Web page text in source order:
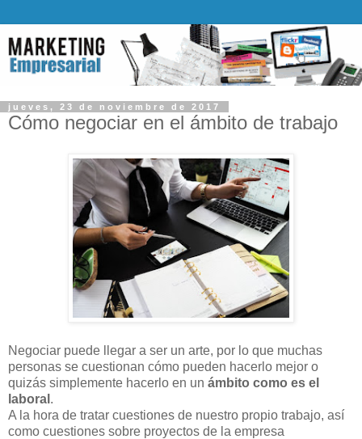
jueves, 23 de noviembre de 2017
Cómo negociar en el ámbito de trabajo
Negociar puede llegar a ser un arte, por lo que muchas
personas se cuestionan cómo pueden hacerlo mejor o
quizás simplemente hacerlo en un ámbito como es el
laboral .
A la hora de tratar cuestiones de nuestro propio trabajo, así
como cuestiones sobre proyectos de la empresa